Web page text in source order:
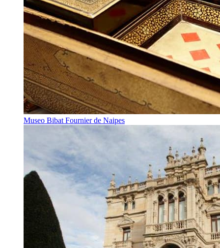
Museo Bibat Fournier de Naipes